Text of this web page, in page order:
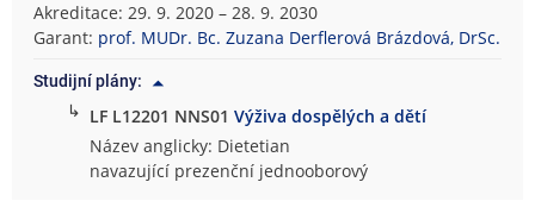
Akreditace: 29. 9. 2020 – 28. 9. 2030
Garant: prof. MUDr. Bc. Zuzana Derflerová Brázdová, DrSc.
Studijní plány:
↳ LF L12201 NNS01Výživa dospělých a dětí
Název anglicky: Dietetian
navazující prezenční jednooborový